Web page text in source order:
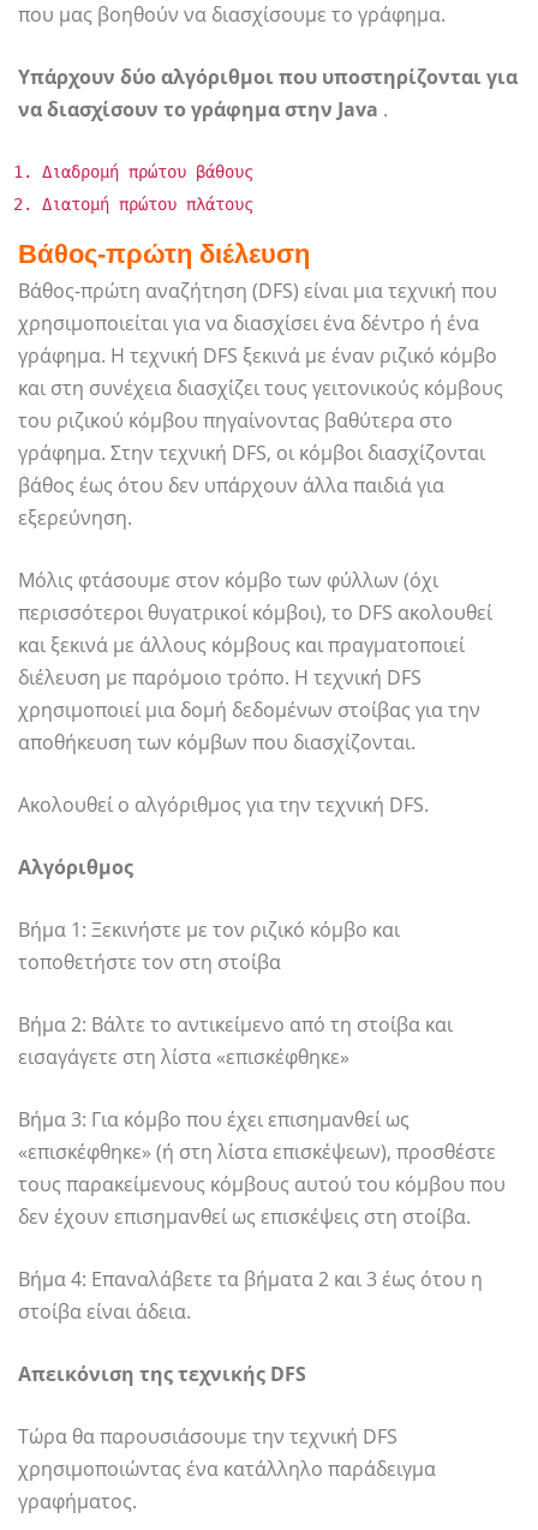
που μας βοηθούν να διασχίσουμε το γράφημα.
Υπάρχουν δύο αλγόριθμοι που υποστηρίζονται για
να διασχίσουν το γράφημα στην Java .
Διαδρομή πρώτου βάθους
Διατομή πρώτου πλάτους
Βάθος-πρώτη διέλευση
Βάθος-πρώτη αναζήτηση (DFS) είναι μια τεχνική που
χρησιμοποιείται για να διασχίσει ένα δέντρο ή ένα
γράφημα. Η τεχνική DFS ξεκινά με έναν ριζικό κόμβο
και στη συνέχεια διασχίζει τους γειτονικούς κόμβους
του ριζικού κόμβου πηγαίνοντας βαθύτερα στο
γράφημα. Στην τεχνική DFS, οι κόμβοι διασχίζονται
βάθος έως ότου δεν υπάρχουν άλλα παιδιά για
εξερεύνηση.
Μόλις φτάσουμε στον κόμβο των φύλλων (όχι
περισσότεροι θυγατρικοί κόμβοι), το DFS ακολουθεί
και ξεκινά με άλλους κόμβους και πραγματοποιεί
διέλευση με παρόμοιο τρόπο. Η τεχνική DFS
χρησιμοποιεί μια δομή δεδομένων στοίβας για την
αποθήκευση των κόμβων που διασχίζονται.
Ακολουθεί ο αλγόριθμος για την τεχνική DFS.
Αλγόριθμος
Βήμα 1: Ξεκινήστε με τον ριζικό κόμβο και
τοποθετήστε τον στη στοίβα
Βήμα 2: Βάλτε το αντικείμενο από τη στοίβα και
εισαγάγετε στη λίστα «επισκέφθηκε»
Βήμα 3: Για κόμβο που έχει επισημανθεί ως
«επισκέφθηκε» (ή στη λίστα επισκέψεων), προσθέστε
τους παρακείμενους κόμβους αυτού του κόμβου που
δεν έχουν επισημανθεί ως επισκέψεις στη στοίβα.
Βήμα 4: Επαναλάβετε τα βήματα 2 και 3 έως ότου η
στοίβα είναι άδεια.
Απεικόνιση της τεχνικής DFS
Τώρα θα παρουσιάσουμε την τεχνική DFS
χρησιμοποιώντας ένα κατάλληλο παράδειγμα
γραφήματος.